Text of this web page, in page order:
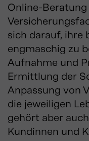
Online-
sich darauf, ihre
engmaschig zu
Aufnahme und
Ermittlung der
Anpassung von
die jeweiligen
gehört aber
Kundinnen und